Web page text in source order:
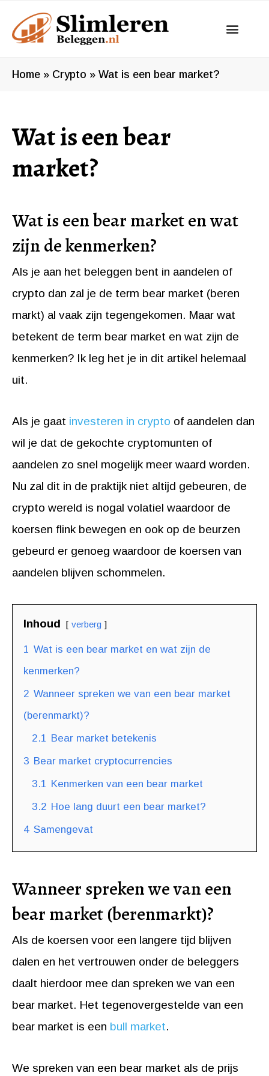
naar
inhoud
Home » Crypto » Wat is een bear market?
Wat is een bear
market?
Wat is een bear market en wat
zijn de kenmerken?
Als je aan het beleggen bent in aandelen of
crypto dan zal je de term bear market (beren
markt) al vaak zijn tegengekomen. Maar wat
betekent de term bear market en wat zijn de
kenmerken? Ik leg het je in dit artikel helemaal
uit.
Als je gaat investeren in crypto of aandelen dan
wil je dat de gekochte cryptomunten of
aandelen zo snel mogelijk meer waard worden.
Nu zal dit in de praktijk niet altijd gebeuren, de
crypto wereld is nogal volatiel waardoor de
koersen flink bewegen en ook op de beurzen
gebeurd er genoeg waardoor de koersen van
aandelen blijven schommelen.
Inhoud verberg
1 Wat is een bear market en wat zijn de
kenmerken?
2 Wanneer spreken we van een bear market
(berenmarkt)?
2.1
Bear market betekenis
3 Bear market cryptocurrencies
3.1
Kenmerken van een bear market
3.2 Hoe lang duurt een bear market?
4 Samengevat
Wanneer spreken we van een
bear market (berenmarkt)?
Als de koersen voor een langere tijd blijven
dalen en het vertrouwen onder de beleggers
daalt hierdoor mee dan spreken we van een
bear market. Het tegenovergestelde van een
bear market is een bull market.
We spreken van een bear market als de prijs